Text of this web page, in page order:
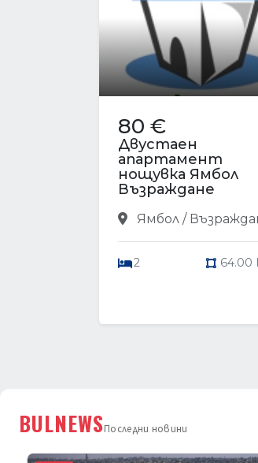
80 €
Двустаен
апартамент
нощувка Ямбол
Възраждане
Ямбол /
2 64.00
BULNEWSПоследни новини